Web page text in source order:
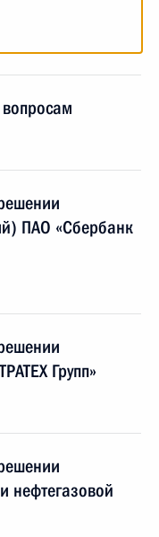
ПАО «Сбербанк
Групп»
нефтегазовой